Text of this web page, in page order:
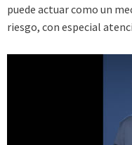
puede actuar como un
riesgo, con especial